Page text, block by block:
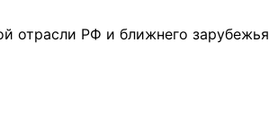
отрасли РФ и ближнего зарубежья